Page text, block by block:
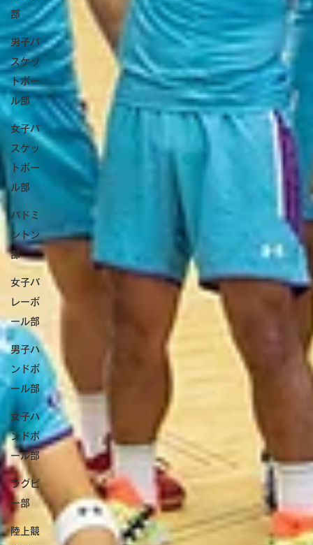
部
男子バ
スケッ
トボー
ル部
女子バ
スケッ
トボー
ル部
バドミ
ントン
部
女子バ
レーボ
ール部
男子ハ
ンドボ
ール部
女子ハ
ンドボ
ール部
ラグビ
ー部
陸上競